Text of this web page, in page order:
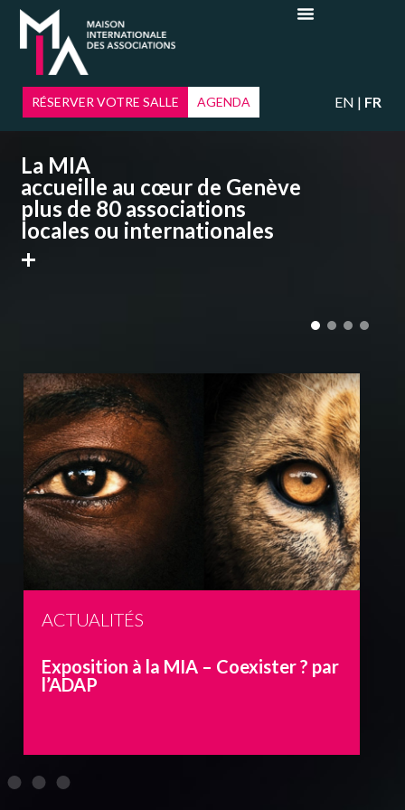
RÉSERVER VOTRE SALLE AGENDA EN FR
La MIA
accueille au cœur de Genève
plus de 80 associations
locales ou internationales
+
ACTUALITÉS
Exposition à la MIA – Coexister ? par
l’ADAP